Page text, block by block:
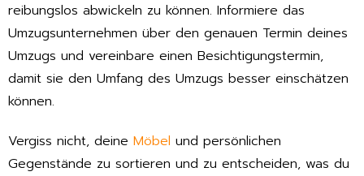
reibungslos abwickeln zu können. Informiere das
Umzugsunternehmen über den genauen Termin deines
Umzugs und vereinbare einen Besichtigungstermin,
damit sie den Umfang des Umzugs besser einschätzen
können.
Vergiss nicht, deine Möbel und persönlichen
Gegenstände zu sortieren und zu entscheiden, was du